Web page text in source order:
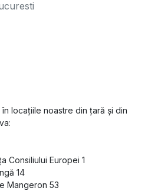
locațiile noastre din țară și din
Consiliului Europei 1
14
Mangeron 53